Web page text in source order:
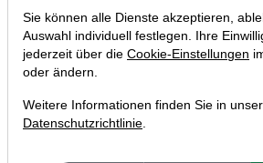
Sie können alle Dienste akzeptieren,
Auswahl individuell festlegen. Ihre
jederzeit über die Cookie-Einstellungen
oder ändern.
Weitere Informationen finden Sie in
Datenschutzrichtlinie.